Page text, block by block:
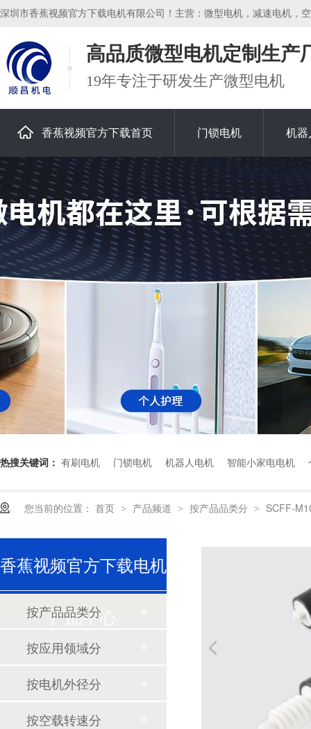
深圳市香蕉视频官方下载电机有限公司！主营：微型电机，减速电机
高品质微型电机定制生产
19年专注于研发生产微型电机
香蕉视频官方下载首页 门锁电机 机器
关于香蕉视频官方下载
热搜关键词： 有刷电机 门锁电机 机器人电机 智能小家电电机
您当前的位置： 首页 > 产品频道 > 按产品品类分 > SCFF-
香蕉视频官方下载电机
产品中心
按产品品类分
按应用领域分
按电机外径分
按空载转速分
深圳香蕉视频久久下载电机厂家为您揭秘:了解减速电机的基本工作原理及性能参数